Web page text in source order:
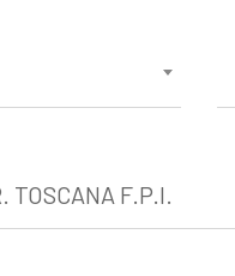
TOSCANA F.P.I.